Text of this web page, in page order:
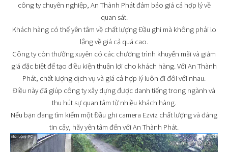
công ty chuyên nghiệp, An Thành Phát đảm bảo giá cả hợp lý về
quan sát.
Khách hàng có thể yên tâm về chất lượng Đầu ghi mà không phải lo
lắng về giá cả quá cao.
Công ty còn thường xuyên có các chương trình khuyến mãi và giảm
giá đặc biệt để tạo điều kiện thuận lợi cho khách hàng. Với An Thành
Phát, chất lượng dịch vụ và giá cả hợp lý luôn đi đôi với nhau.
Điều này đã giúp công ty xây dựng được danh tiếng trong ngành và
thu hút sự quan tâm từ nhiều khách hàng.
Nếu bạn đang tìm kiếm một Đầu ghi camera Ezviz chất lượng và đáng
tin cậy, hãy yên tâm đến với An Thành Phát.